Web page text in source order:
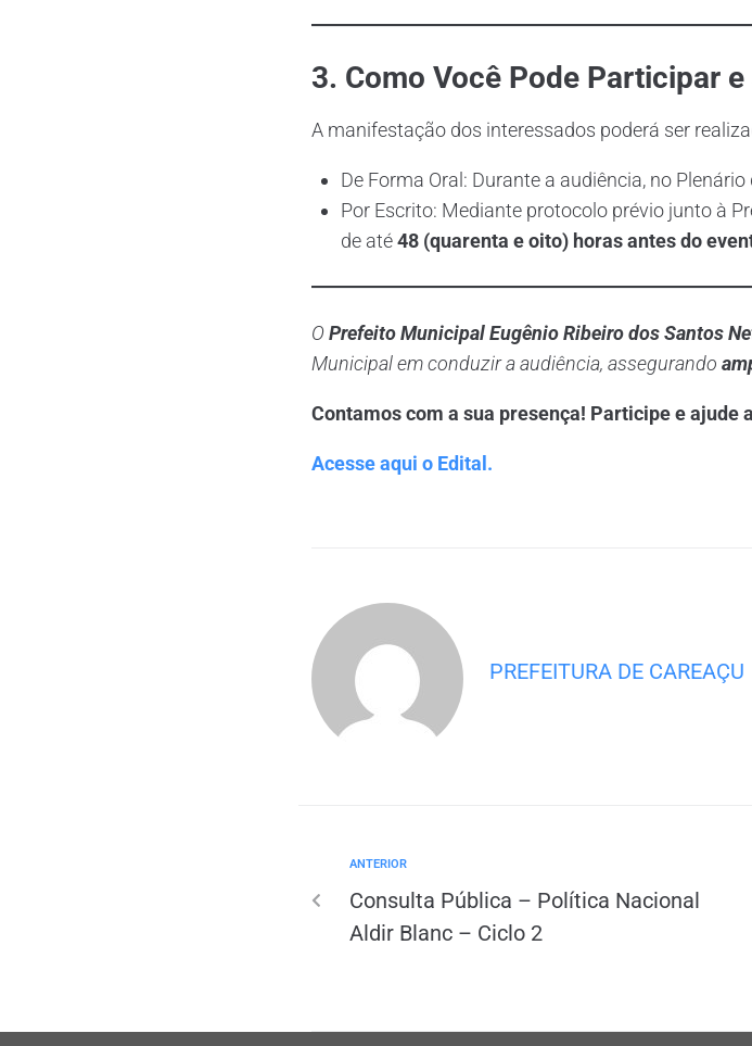
3. Como Você Pode Participar
A manifestação dos interessados poderá ser
De Forma Oral: Durante a audiência, no
Por Escrito: Mediante protocolo prévio junto à
de até48 (quarenta e oito) horas antes do
O Prefeito Municipal Eugênio Ribeiro dos Santos
Municipal em conduzir a audiência, assegurando
Contamos com a sua presença! Participe e ajude
Acesse aqui o Edital.
PREFEITURA DE CAREAÇU
ANTERIOR
Consulta Pública – Política Nacional
Aldir Blanc – Ciclo 2